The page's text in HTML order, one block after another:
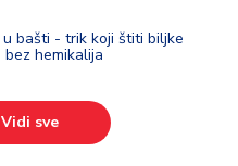
bašti - trik koji štiti biljke
hemikalija
Vidi sve